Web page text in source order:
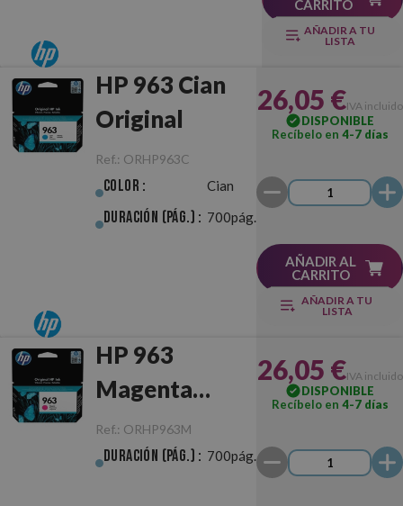
CARRITO
AÑADIR A TU
LISTA
HP 963 Cian
Original
Ref.: ORHP963C
Color : Cian
Duración (pág.) : 700pág.
26,05 €IVA incluido
DISPONIBLE
Recíbelo en 4-7 días
AÑADIR AL
CARRITO
AÑADIR A TU
LISTA
HP 963
Magenta
Original
Ref.: ORHP963M
Duración (pág.) : 700pág.
26,05 €IVA incluido
DISPONIBLE
Recíbelo en 4-7 días